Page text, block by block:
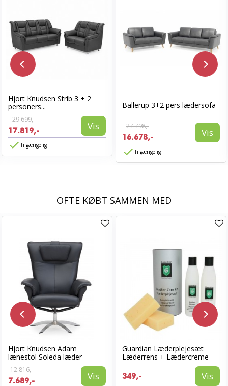
Hjort Knudsen Strib 3 + 2
personers...
29.699,-
17.819,- Vis
Tilgængelig
Ballerup 3+2 pers lædersofa
27.798,-
16.678,- Vis
Tilgængelig
OFTE KØBT SAMMEN MED
Hjort Knudsen Adam
lænestol Soleda læder
12.816,-
7.689,- Vis
Guardian Læderplejesæt
Læderrens + Lædercreme
349,- Vis